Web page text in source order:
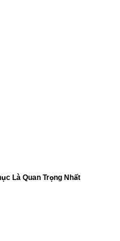
Là Quan Trọng Nhất